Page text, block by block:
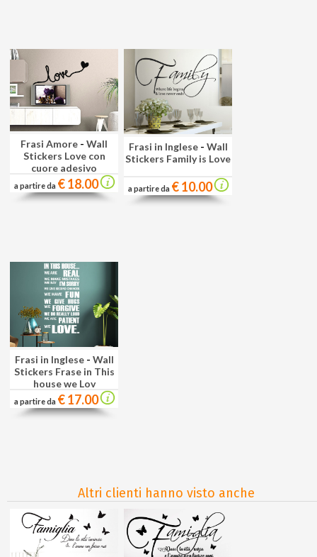
Frasi Amore - Wall
Stickers Love con
cuore adesivo
a partire da € 18.00
Frasi in Inglese - Wall
Stickers Family is Love
a partire da € 10.00
Frasi in Inglese - Wall
Stickers Frase in This
house we Lov
a partire da € 17.00
Altri clienti hanno visto anche